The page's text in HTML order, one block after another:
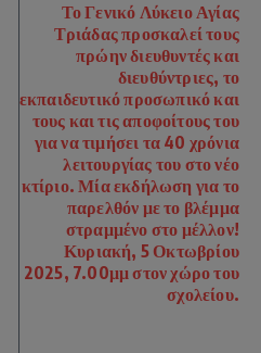
Το Γενικό Λύκειο Αγίας
Τριάδας προσκαλεί τους
πρώην διευθυντές και
διευθύντριες, το
εκπαιδευτικό προσωπικό και
τους και τις αποφοίτους του
για να τιμήσει τα 40 χρόνια
λειτουργίας του στο νέο
κτίριο. Μία εκδήλωση για το
παρελθόν με το βλέμμα
στραμμένο στο μέλλον!
Κυριακή, 5 Οκτωβρίου
2025, 7.00μμ στον χώρο του
σχολείου.